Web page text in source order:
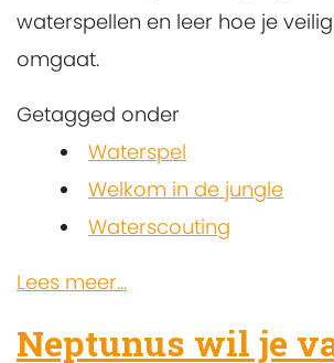
waterspellen en leer hoe je
omgaat.
Getagged onder
Waterspel
Welkom in de jungle
Waterscouting
Lees meer...
Neptunus wil je